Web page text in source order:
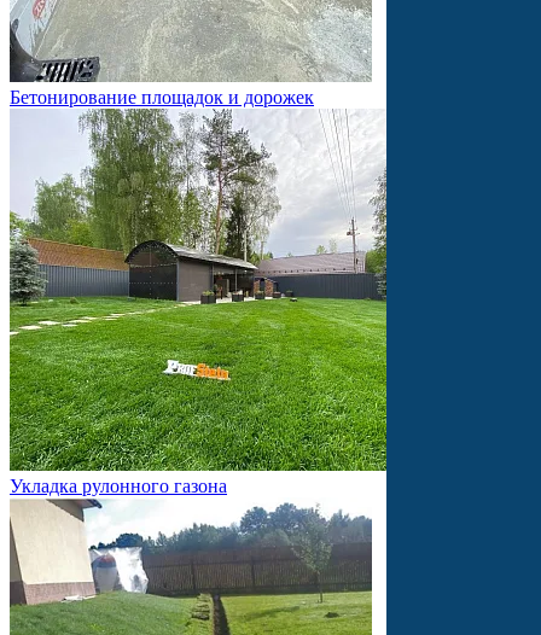
Бетонирование площадок и дорожек
Укладка рулонного газона